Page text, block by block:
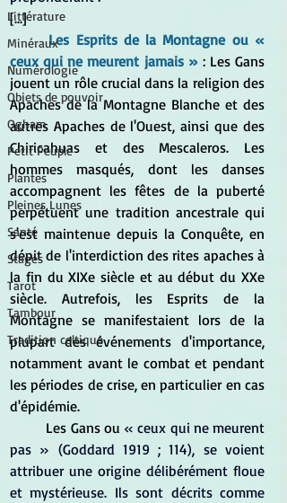
Littérature
Minéraux
Numérologie
Objets de pouvoir
Ogham
Petit Peuple
Plantes
Pleines Lunes
Santé
Stages
Tarot
Tambour
Tradition celtique
[...]
Les Esprits de la Montagne ou «
ceux qui ne meurent jamais » : Les Gans
jouent un rôle crucial dans la religion des
Apaches de la Montagne Blanche et des
autres Apaches de l'Ouest, ainsi que des
Chiricahuas et des Mescaleros. Les
hommes masqués, dont les danses
accompagnent les fêtes de la puberté
perpétuent une tradition ancestrale qui
s'est maintenue depuis la Conquête, en
dépit de l'interdiction des rites apaches à
la fin du XIXe siècle et au début du XXe
siècle. Autrefois, les Esprits de la
Montagne se manifestaient lors de la
plupart des événements d'importance,
notamment avant le combat et pendant
les périodes de crise, en particulier en cas
d'épidémie.
	Les Gans ou
« ceux qui ne meurent
pas » (Goddard 1919 ; 114), se voient
attribuer une origine délibérément floue
et mystérieuse. Ils sont décrits comme